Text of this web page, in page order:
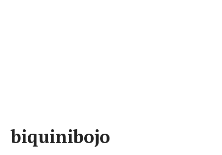
biquinibojo